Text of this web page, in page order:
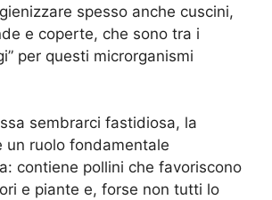
spesso anche cuscini,
e coperte, che sono tra i
per questi microrganismi
sembrarci fastidiosa, la
un ruolo fondamentale
contiene pollini che favoriscono
e piante e, forse non tutti lo